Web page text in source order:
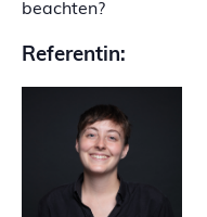
beachten?
Referentin: